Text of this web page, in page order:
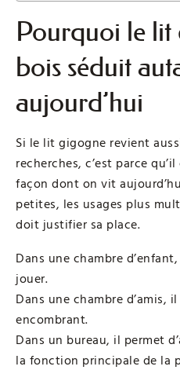
Pourquoi le lit
bois séduit
aujourd’hui
Si le lit gigogne revient
recherches, c’est parce
façon dont on vit
petites, les usages plus
doit justifier sa place.
Dans une chambre
jouer.
Dans une chambre d’amis,
encombrant.
Dans un bureau, il permet
la fonction principale de la